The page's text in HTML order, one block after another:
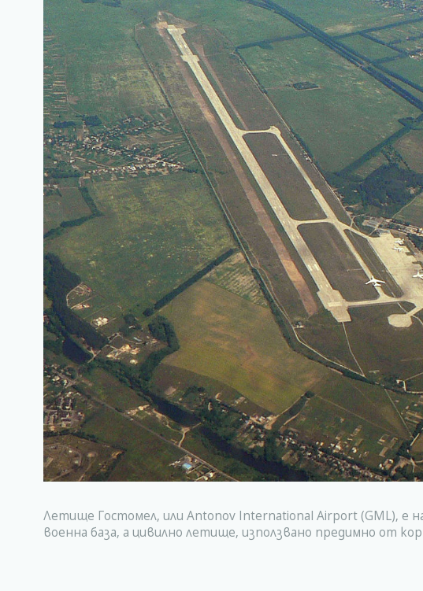
Летище Гостомел, или Antonov International Airport (GML), е
военна база, а цивилно летище, използвано предимно от